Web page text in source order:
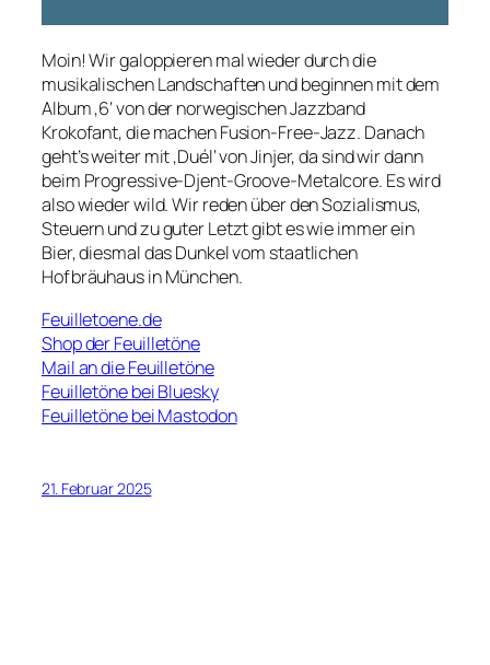
Moin! Wir galoppieren mal wieder durch die
musikalischen Landschaften und beginnen mit dem
Album ‚6‘ von der norwegischen Jazzband
Krokofant, die machen Fusion-Free-Jazz. Danach
geht’s weiter mit ‚Duél‘ von Jinjer, da sind wir dann
beim Progressive-Djent-Groove-Metalcore. Es wird
also wieder wild. Wir reden über den Sozialismus,
Steuern und zu guter Letzt gibt es wie immer ein
Bier, diesmal das Dunkel vom staatlichen
Hofbräuhaus in München.
Feuilletoene.de
Shop der Feuilletöne
Mail an die Feuilletöne
Feuilletöne bei Bluesky
Feuilletöne bei Mastodon
21. Februar 2025